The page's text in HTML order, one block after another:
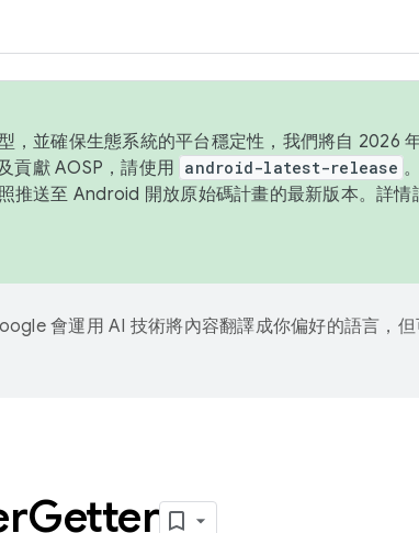
，並確保生態系統的平台穩定性，我們將自 2026
貢獻 AOSP，請使用 android-latest-release 。
推送至 Android 開放原始碼計畫的最新版本。詳情
會運用 AI 技術將內容翻譯成你偏好的語言，但
Getter